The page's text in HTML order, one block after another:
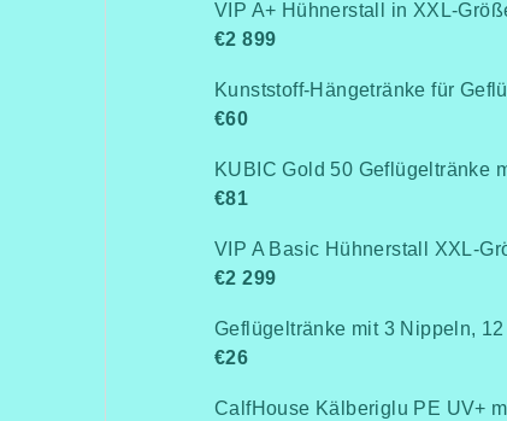
€2 899
€60
€81
€2 299
Geflügeltränke mit 3 Nippeln, 12 l
€26